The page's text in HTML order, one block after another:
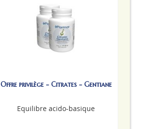
Offre privilège - Citrates - Gentiane
Equilibre acido-basique